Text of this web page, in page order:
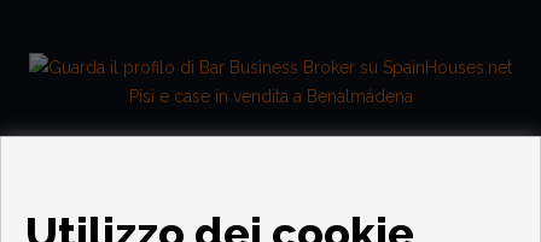
Pisi e case in vendita a Benalmádena